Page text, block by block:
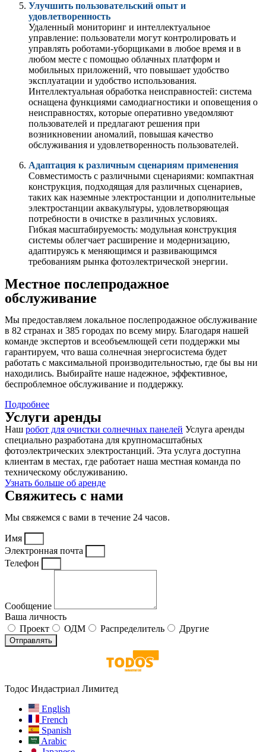
Улучшить пользовательский опыт и
удовлетворенность
Удаленный мониторинг и интеллектуальное
управление: пользователи могут контролировать и
управлять роботами-уборщиками в любое время и в
любом месте с помощью облачных платформ и
мобильных приложений, что повышает удобство
эксплуатации и удобство использования.
Интеллектуальная обработка неисправностей: система
оснащена функциями самодиагностики и оповещения о
неисправностях, которые оперативно уведомляют
пользователей и предлагают решения при
возникновении аномалий, повышая качество
обслуживания и удовлетворенность пользователей.
Адаптация к различным сценариям применения
Совместимость с различными сценариями: компактная
конструкция, подходящая для различных сценариев,
таких как наземные электростанции и дополнительные
электростанции аквакультуры, удовлетворяющая
потребности в очистке в различных условиях.
Гибкая масштабируемость: модульная конструкция
системы облегчает расширение и модернизацию,
адаптируясь к меняющимся и развивающимся
требованиям рынка фотоэлектрической энергии.
Местное послепродажное
обслуживание
Мы предоставляем локальное послепродажное обслуживание
в 82 странах и 385 городах по всему миру. Благодаря нашей
команде экспертов и всеобъемлющей сети поддержки мы
гарантируем, что ваша солнечная энергосистема будет
работать с максимальной производительностью, где бы вы ни
находились. Выбирайте наше надежное, эффективное,
беспроблемное обслуживание и поддержку.
Подробнее
Услуги аренды
Наш робот для очистки солнечных панелей Услуга аренды
специально разработана для крупномасштабных
фотоэлектрических электростанций. Эта услуга доступна
клиентам в местах, где работает наша местная команда по
техническому обслуживанию.
Узнать больше об аренде
Свяжитесь с нами
Мы свяжемся с вами в течение 24 часов.
Имя
Электронная почта
Телефон
Сообщение
Ваша личность
Проект
ОДМ Распределитель Другие
Отправлять
Тодос Индастриал Лимитед
English
French
Spanish
Arabic